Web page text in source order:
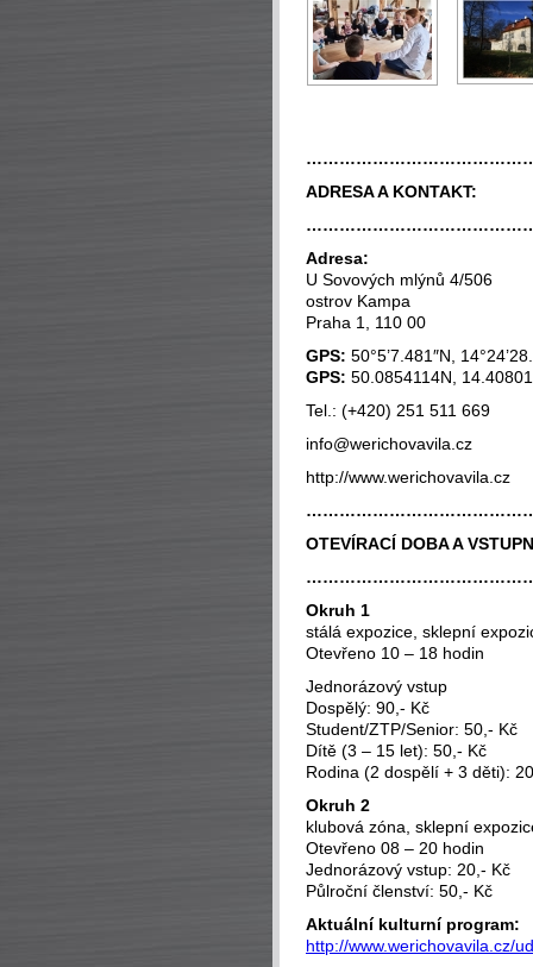
ADRESA A KONTAKT:
Adresa:
U Sovových mlýnů 4/506
ostrov Kampa
Praha 1, 110 00
GPS: 50°5’7.481″N,
GPS: 50.0854114N,
Tel.: (+420) 251 511 669
info@werichovavila.cz
http://www.werichovavila.cz
OTEVÍRACÍ DOBA A
Okruh 1
stálá expozice, sklepní
Otevřeno 10 – 18 hodin
Jednorázový vstup
Dospělý: 90,- Kč
Student/ZTP/Senior: 50,- Kč
Dítě (3 – 15 let): 50,- Kč
Rodina (2 dospělí + 3 děti):
Okruh 2
klubová zóna, sklepní
Otevřeno 08 – 20 hodin
Jednorázový vstup: 20,- Kč
Půlroční členství: 50,- Kč
Aktuální kulturní program:
http://www.werichovavila.cz/